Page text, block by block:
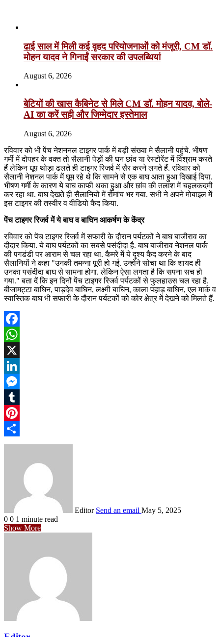
ढाई साल में मिली कई वृहद परियोजनाओं को मंजूरी, CM डॉ.
मोहन यादव ने गिनाईं सरकार की उपलब्धियां
August 6, 2026
बेटियों की खास कैबिनेट से मिले CM डॉ. मोहन यादव, बोले-
AI का करें सही और जिम्मेदार इस्तेमाल
August 6, 2026
रविवार को भी पेंच नेशननल टाइगर पार्क में बड़ी संख्या मे सैलानी पहुंचे. भीषण
गर्मी में दोपहर के वक्त तो सैलानी पेड़ों की घन छांव या रेस्टोरेंट में विश्राम करते
हैं लेकिन धूप थोड़ा ढलते ही टाइगर रिजर्व में सैर करने लगते हैं. रविवार को
सैलानी नेशनल पार्क में घूम रहे थे कि सामने से एक बाघ आता हुआ दिखाई दिया.
भीषण गर्मी के कारण ये बाघ काफी थका हुआ और छांव की तलाश में चहलकदमी
कर रहा था. बाघ देखते ही सैलानियों में रोमांच भर गया. सभी ने अपने मोबाइल में
इस टाइगर की तस्वीर व वीडियो कैद किया.
पेंच टाइगर रिजर्व में ये बाघ व बाघिन आकर्षण के केंद्र
रविवार को पेंच टाइगर रिजर्व में सफारी के दौरान पर्यटकों ने बाघ बाजीराव का
दीदार किया. ये बाघ पर्यटकों का सबसे पसंदीदा है. बाघ बाजीराव नेशनल पार्क
की पगडंडी पर आराम से चल रहा था. कैमरे में ये दृश्य कैद करने के बाद
सैलानियों ने कहा "उनकी तमन्ना पूरी हो गई. उन्होंने सोचा था कि शायद ही
उनका पसंदीदा बाघ से सामना होगा. लेकिन ऐसा लगता है कि सपना सच हो
गया." बता दें कि इन दिनों पेंच टाइगर रिजर्व पर्यटकों से फुलहाउस चल रहा है.
बीजामट्टा बाघिन, पाड़देव बाघिन, लक्ष्मी बाघिन, काला पहाड़ बाघिन, एल मार्क व
स्वास्तिक बाघ भी सफारी के दौरान पर्यटकों को कोर क्षेत्र में देखने को मिलते हैं.
Facebook
WhatsApp
X
LinkedIn
Messenger
Tumblr
Pinterest
Share
Editor Send an email May 5, 2025
0 0 1 minute read
Show More